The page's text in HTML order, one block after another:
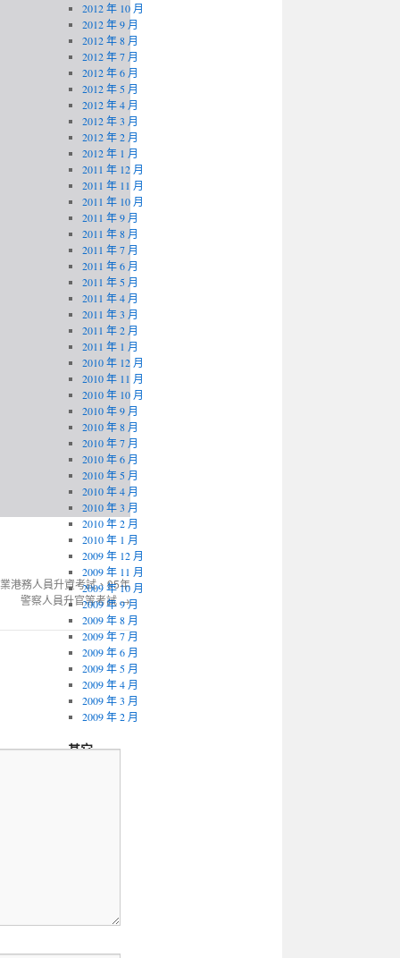
港務人員升資考試、95年
警察人員升官等考試→
2012 年 10 月
2012 年 9 月
2012 年 8 月
2012 年 7 月
2012 年 6 月
2012 年 5 月
2012 年 4 月
2012 年 3 月
2012 年 2 月
2012 年 1 月
2011 年 12 月
2011 年 11 月
2011 年 10 月
2011 年 9 月
2011 年 8 月
2011 年 7 月
2011 年 6 月
2011 年 5 月
2011 年 4 月
2011 年 3 月
2011 年 2 月
2011 年 1 月
2010 年 12 月
2010 年 11 月
2010 年 10 月
2010 年 9 月
2010 年 8 月
2010 年 7 月
2010 年 6 月
2010 年 5 月
2010 年 4 月
2010 年 3 月
2010 年 2 月
2010 年 1 月
2009 年 12 月
2009 年 11 月
2009 年 10 月
2009 年 9 月
2009 年 8 月
2009 年 7 月
2009 年 6 月
2009 年 5 月
2009 年 4 月
2009 年 3 月
2009 年 2 月
其它